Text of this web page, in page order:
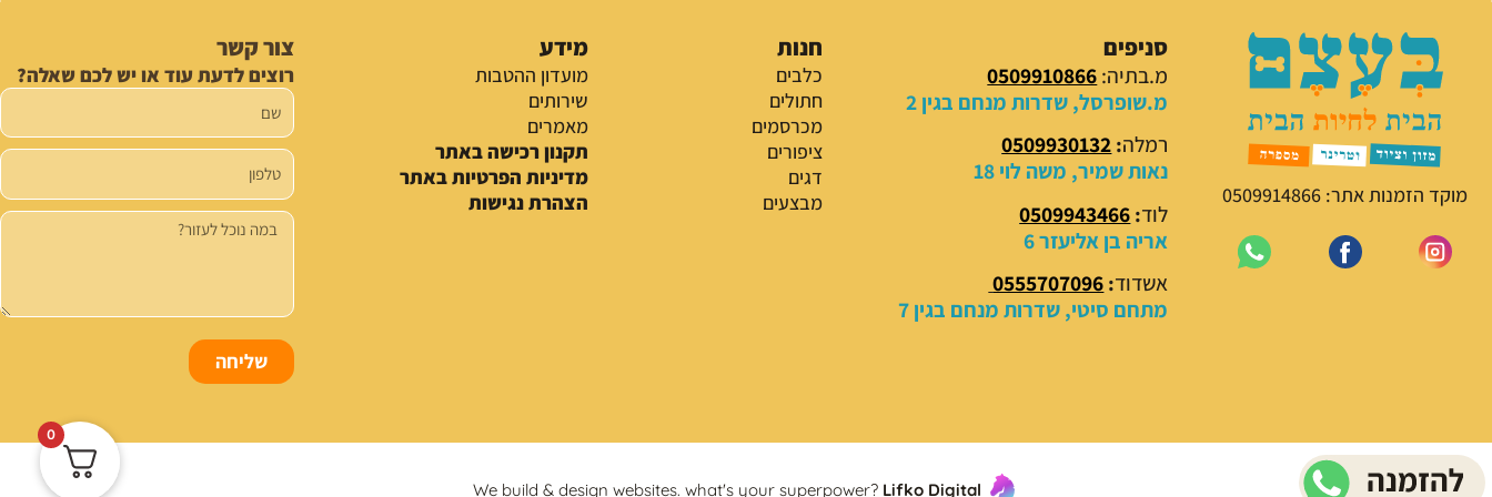
מוקד הזמנות אתר: 0509914866
סניפים
מ.בתיה:0509910866
מ.שופרסל, שדרות מנחם בגין 2
רמלה:
0509930132
נאות שמיר, משה לוי 18
לוד:
0509943466
אריה בן אליעזר 6
אשדוד:
0555707096
מתחם סיטי, שדרות מנחם בגין 7
חנות
כלבים
חתולים
מכרסמים
ציפורים
דגים
מבצעים
מידע
מועדון ההטבות
שירותים
מאמרים
תקנון רכישה באתר
מדיניות הפרטיות באתר
הצהרת נגישות
צור קשר
רוצים לדעת עוד או יש לכם שאלה?
שם
טלפון
הודעה
שליחה
We build & design websites. what's your superpower? Lifko Digital
0